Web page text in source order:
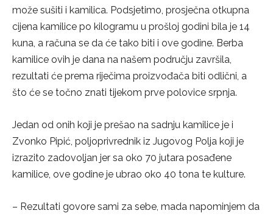
može sušiti i kamilica. Podsjetimo, prosječna otkupna
cijena kamilice po kilogramu u prošloj godini bila je 14
kuna, a računa se da će tako biti i ove godine. Berba
kamilice ovih je dana na našem području završila,
rezultati će prema riječima proizvođača biti odlični, a
što će se točno znati tijekom prve polovice srpnja.
Jedan od onih koji je prešao na sadnju kamilice je i
Zvonko Pipić, poljoprivrednik iz Jugovog Polja koji je
izrazito zadovoljan jer sa oko 70 jutara posađene
kamilice, ove godine je ubrao oko 40 tona te kulture.
– Rezultati govore sami za sebe, mada napominjem da